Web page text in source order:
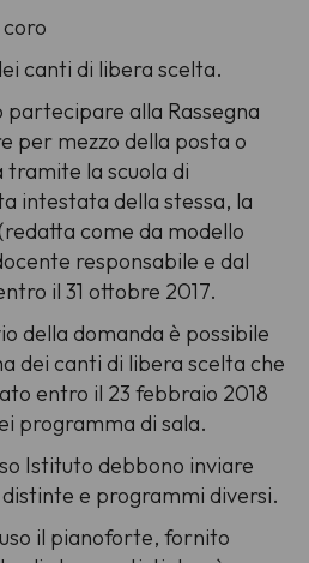
canti di libera scelta.
alla Rassegna
per mezzo della posta o
la scuola di
intestata della stessa, la
come da modello
responsabile e dal
il 31 ottobre 2017.
della domanda è possibile
dei canti di libera scelta che
entro il 23 febbraio 2018
programma di sala.
Istituto debbono inviare
e programmi diversi.
il pianoforte, fornito